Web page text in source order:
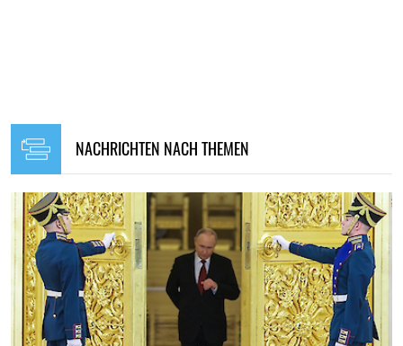
NACHRICHTEN NACH THEMEN